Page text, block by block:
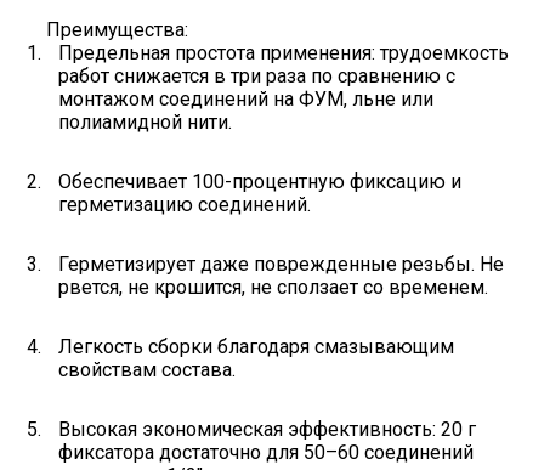
Преимущества:
Предельная простота применения: трудоемкость
работ снижается в три раза по сравнению с
монтажом соединений на ФУМ, льне или
полиамидной нити.
Обеспечивает 100-процентную фиксацию и
герметизацию соединений.
Герметизирует даже поврежденные резьбы. Не
рвется, не крошится, не сползает со временем.
Легкость сборки благодаря смазывающим
свойствам состава.
Высокая экономическая эффективность: 20 г
фиксатора достаточно для 50–60 соединений